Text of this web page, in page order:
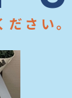
ださい。